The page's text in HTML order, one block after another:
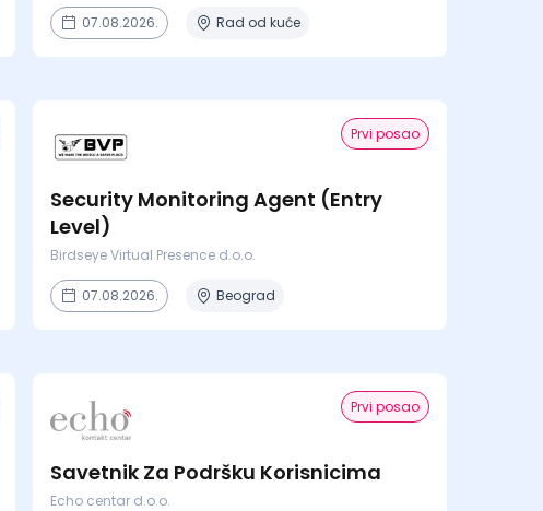
07.08.2026. Rad od kuće
Prvi posao
Security Monitoring Agent (Entry
Level)
Birdseye Virtual Presence d.o.o.
07.08.2026. Beograd
Prvi posao
Savetnik Za Podršku Korisnicima
Echo centar d.o.o.